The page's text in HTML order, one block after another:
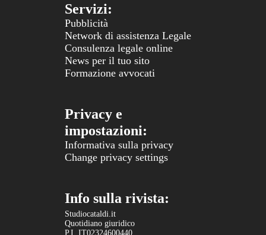
Servizi:
Pubblicità
Network di assistenza Legale
Consulenza legale online
News per il tuo sito
Formazione avvocati
Privacy e
impostazioni:
Informativa sulla privacy
Change privacy settings
Info sulla rivista:
Studiocataldi.it
Quotidiano giuridico
P.I. IT02324600440